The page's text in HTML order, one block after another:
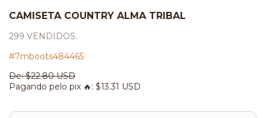
CAMISETA COUNTRY ALMA TRIBAL
299 VENDIDOS.
#7mboots484465
De:$22.80 USD
Pagando pelo pix 🔥: $13.31 USD